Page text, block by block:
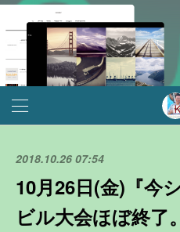
2018.10.26 07:54
10月26日(金)『今
ビル大会ほぼ終了